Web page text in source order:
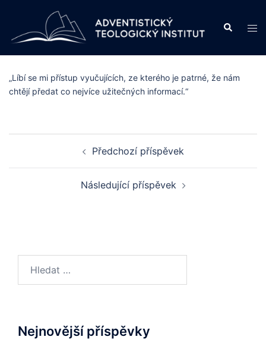
content
Search
„Líbí se mi přístup vyučujících, ze kterého je patrné, že nám
chtějí předat co nejvíce užitečných informací.“
Předchozí příspěvek
Následující příspěvek
Nejnovější příspěvky